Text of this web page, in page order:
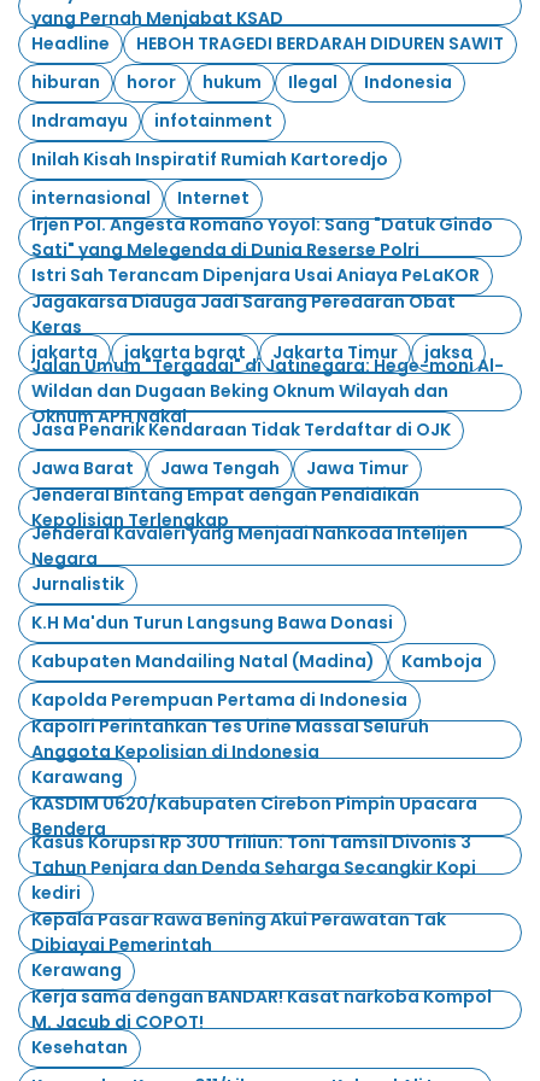
yang Pernah Menjabat KSAD
Headline
HEBOH TRAGEDI BERDARAH DIDUREN SAWIT
hiburan
horor hukum Ilegal
Indonesia
Indramayu
infotainment
Inilah Kisah Inspiratif Rumiah Kartoredjo
internasional
Internet
Irjen Pol. Angesta Romano Yoyol: Sang "Datuk Gindo
Sati" yang Melegenda di Dunia Reserse Polri
Istri Sah Terancam Dipenjara Usai Aniaya PeLaKOR
Jagakarsa Diduga Jadi Sarang Peredaran Obat
Keras
jakarta
jakarta barat Jakarta Timur jaksa
Jalan Umum "Tergadai" di Jatinegara: Hege-moni Al-
Wildan dan Dugaan Beking Oknum Wilayah dan
Oknum APH Nakal
Jasa Penarik Kendaraan Tidak Terdaftar di OJK
Jawa Barat
Jawa Tengah
Jawa Timur
Jenderal Bintang Empat dengan Pendidikan
Kepolisian Terlengkap
Jenderal Kavaleri yang Menjadi Nahkoda Intelijen
Negara
Jurnalistik
K.H Ma'dun Turun Langsung Bawa Donasi
Kabupaten Mandailing Natal (Madina)
Kamboja
Kapolda Perempuan Pertama di Indonesia
Kapolri Perintahkan Tes Urine Massal Seluruh
Anggota Kepolisian di Indonesia
Karawang
KASDIM 0620/Kabupaten Cirebon Pimpin Upacara
Bendera
Kasus Korupsi Rp 300 Triliun: Toni Tamsil Divonis 3
Tahun Penjara dan Denda Seharga Secangkir Kopi
kediri
Kepala Pasar Rawa Bening Akui Perawatan Tak
Dibiayai Pemerintah
Kerawang
Kerja sama dengan BANDAR! Kasat narkoba Kompol
M. Jacub di COPOT!
Kesehatan